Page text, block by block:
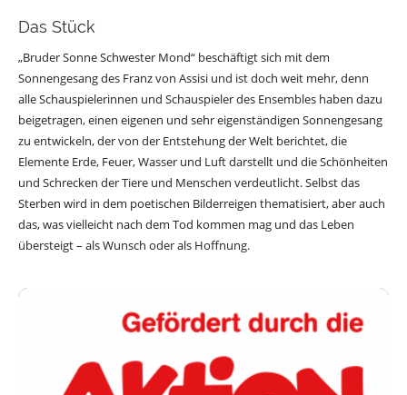
Das Stück
„Bruder Sonne Schwester Mond“ beschäftigt sich mit dem
Sonnengesang des Franz von Assisi und ist doch weit mehr, denn
alle Schauspielerinnen und Schauspieler des Ensembles haben dazu
beigetragen, einen eigenen und sehr eigenständigen Sonnengesang
zu entwickeln, der von der Entstehung der Welt berichtet, die
Elemente Erde, Feuer, Wasser und Luft darstellt und die Schönheiten
und Schrecken der Tiere und Menschen verdeutlicht. Selbst das
Sterben wird in dem poetischen Bilderreigen thematisiert, aber auch
das, was vielleicht nach dem Tod kommen mag und das Leben
übersteigt – als Wunsch oder als Hoffnung.